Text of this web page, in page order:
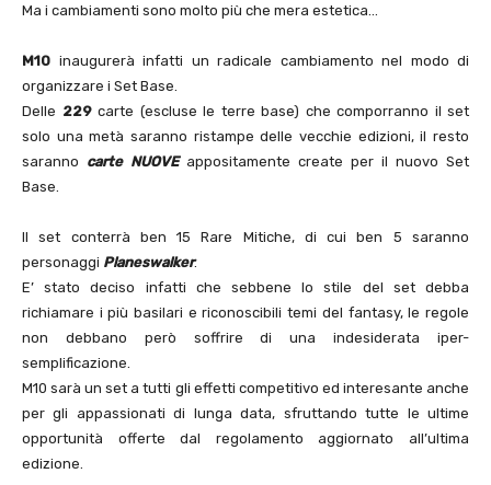
Ma i cambiamenti sono molto più che mera estetica…
M10 inaugurerà infatti un radicale cambiamento nel modo di
organizzare i Set Base.
Delle 229carte (escluse le terre base) che comporranno il set
solo una metà saranno ristampe delle vecchie edizioni, il resto
saranno carte NUOVEappositamente create per il nuovo Set
Base.
Il set conterrà ben 15 Rare Mitiche, di cui ben 5 saranno
personaggi Planeswalker.
E’ stato deciso infatti che sebbene lo stile del set debba
richiamare i più basilari e riconoscibili temi del fantasy, le regole
non debbano però soffrire di una indesiderata iper-
semplificazione.
M10 sarà un set a tutti gli effetti competitivo ed interesante anche
per gli appassionati di lunga data, sfruttando tutte le ultime
opportunità offerte dal regolamento aggiornato all’ultima
edizione.